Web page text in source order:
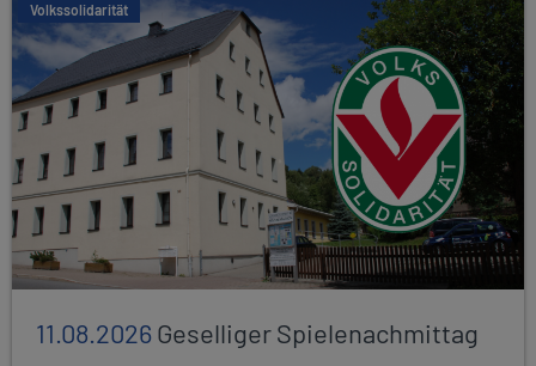
Volkssolidarität
11.08.2026Geselliger Spielenachmittag